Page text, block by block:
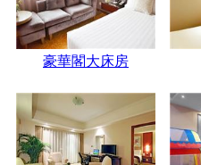
豪華閣大床房